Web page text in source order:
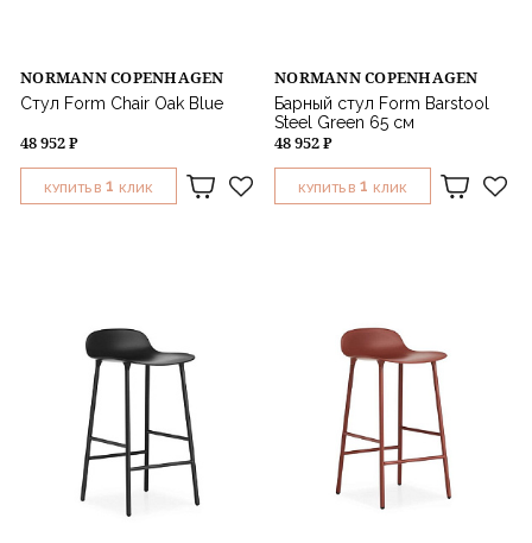
NORMANN COPENHAGEN
Стул Form Chair Oak Blue
48 952 ₽
КУПИТЬ В 1 КЛИК
NORMANN COPENHAGEN
Барный стул Form Barstool
Steel Green 65 см
48 952 ₽
КУПИТЬ В 1 КЛИК